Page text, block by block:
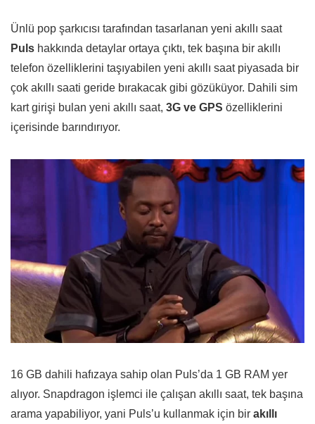
Ünlü pop şarkıcısı tarafından tasarlanan yeni akıllı saat
Puls hakkında detaylar ortaya çıktı, tek başına bir akıllı
telefon özelliklerini taşıyabilen yeni akıllı saat piyasada bir
çok akıllı saati geride bırakacak gibi gözüküyor. Dahili sim
kart girişi bulan yeni akıllı saat, 3G ve GPS özelliklerini
içerisinde barındırıyor.
16 GB dahili hafızaya sahip olan Puls’da 1 GB RAM yer
alıyor. Snapdragon işlemci ile çalışan akıllı saat, tek başına
arama yapabiliyor, yani Puls’u kullanmak için bir akıllı